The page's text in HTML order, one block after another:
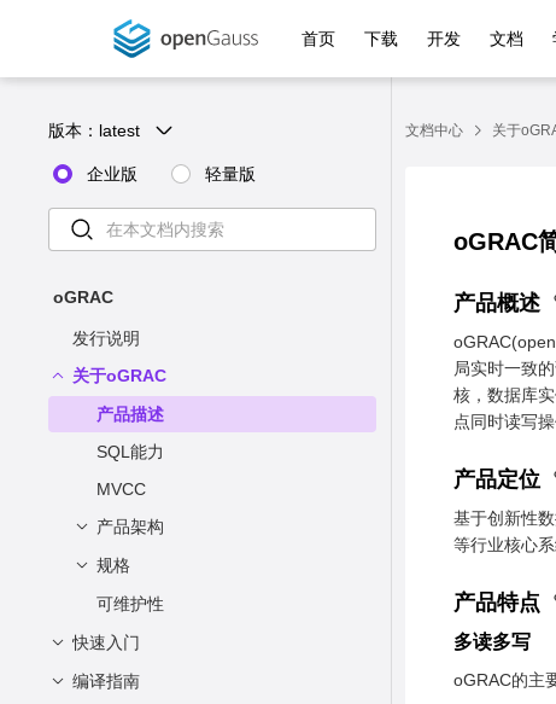
首页 下载 开发 文档
版本： latest
企业版 轻量版
oGRAC
发行说明
关于oGRAC
产品描述
SQL能力
MVCC
产品架构
架构描述
事务机制
多写技术特性概述
CKPT
规格
规格
可维护性
快速入门
访问和使用 oGRAC
编译指南
文档中心 关于
oGRAC
产品概述
局实时一致
核，数据库
点同时读写
产品定位
基于创新性
等行业核心系
产品特点
多读多写
oGRAC的主